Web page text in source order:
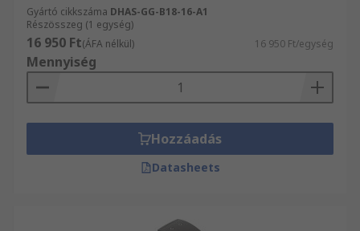
Gyártó cikkszáma DHAS-GG-B18-16-A1
Részösszeg (1 egység)
16 950 Ft(ÁFA nélkül) 16 950 Ft/egység
Mennyiség
Hozzáadás
Datasheets